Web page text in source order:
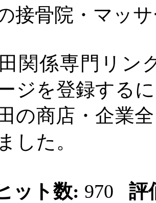
接骨院・マッ
関係専門リン
ジを登録する
田の商店・企業
した。
ット数: 970 評